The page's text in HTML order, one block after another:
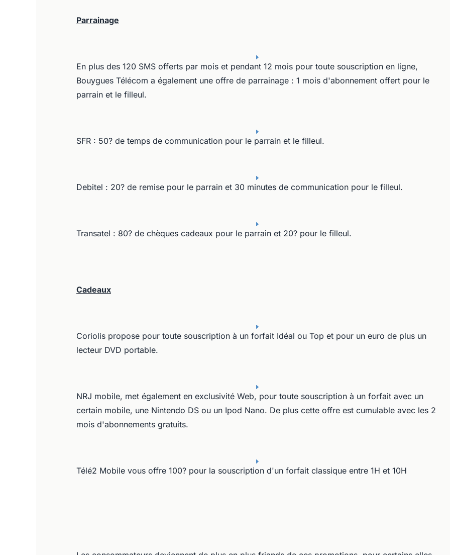
Parrainage
En plus des 120 SMS offerts par mois et pendant 12 mois pour toute souscription en ligne,
Bouygues Télécom a également une offre de parrainage : 1 mois d'abonnement offert pour le
parrain et le filleul.
SFR : 50? de temps de communication pour le parrain et le filleul.
Debitel : 20? de remise pour le parrain et 30 minutes de communication pour le filleul.
Transatel : 80? de chèques cadeaux pour le parrain et 20? pour le filleul.
Cadeaux
Coriolis propose pour toute souscription à un forfait Idéal ou Top et pour un euro de plus un
lecteur DVD portable.
NRJ mobile, met également en exclusivité Web, pour toute souscription à un forfait avec un
certain mobile, une Nintendo DS ou un Ipod Nano. De plus cette offre est cumulable avec les 2
mois d'abonnements gratuits.
Télé2 Mobile vous offre 100? pour la souscription d'un forfait classique entre 1H et 10H